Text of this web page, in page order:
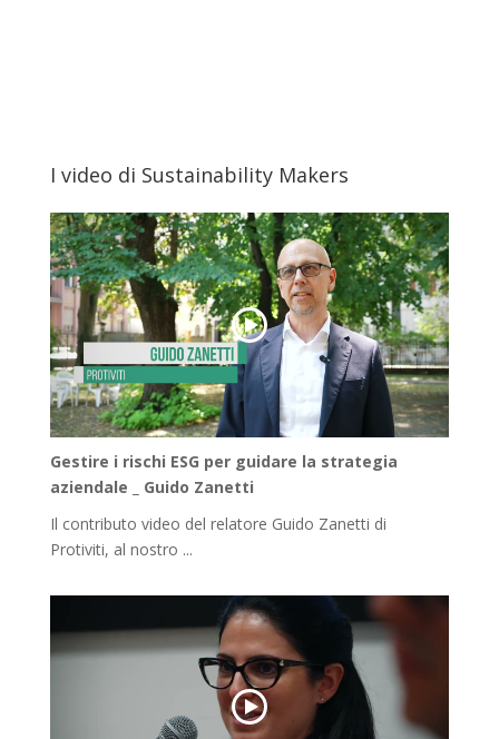
I video di Sustainability Makers
Gestire i rischi ESG per guidare la strategia
aziendale _ Guido Zanetti
Il contributo video del relatore Guido Zanetti di
Protiviti, al nostro ...